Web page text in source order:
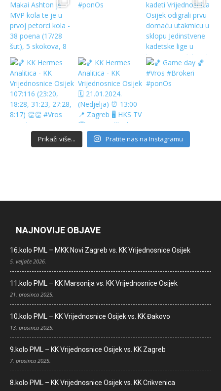
Prikaži više... Pratite nas na Instagramu
NAJNOVIJE OBJAVE
16.kolo PML – MKK Novi Zagreb vs. KK Vrijednosnice Osijek
5. veljače 2026.
11.kolo PML – KK Marsonija vs. KK Vrijednosnice Osijek
21. prosinca 2025.
10.kolo PML – KK Vrijednosnice Osijek vs. KK Đakovo
13. prosinca 2025.
9.kolo PML – KK Vrijednosnice Osijek vs. KK Zagreb
7. prosinca 2025.
8.kolo PML – KK Vrijednosnice Osijek vs. KK Crikvenica